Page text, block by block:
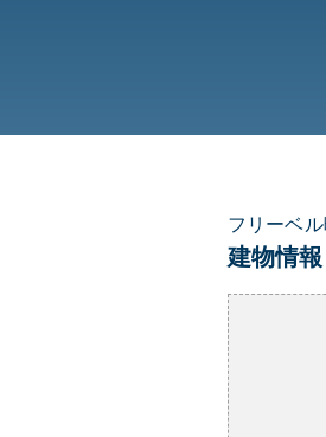
フリーベ
建物情報